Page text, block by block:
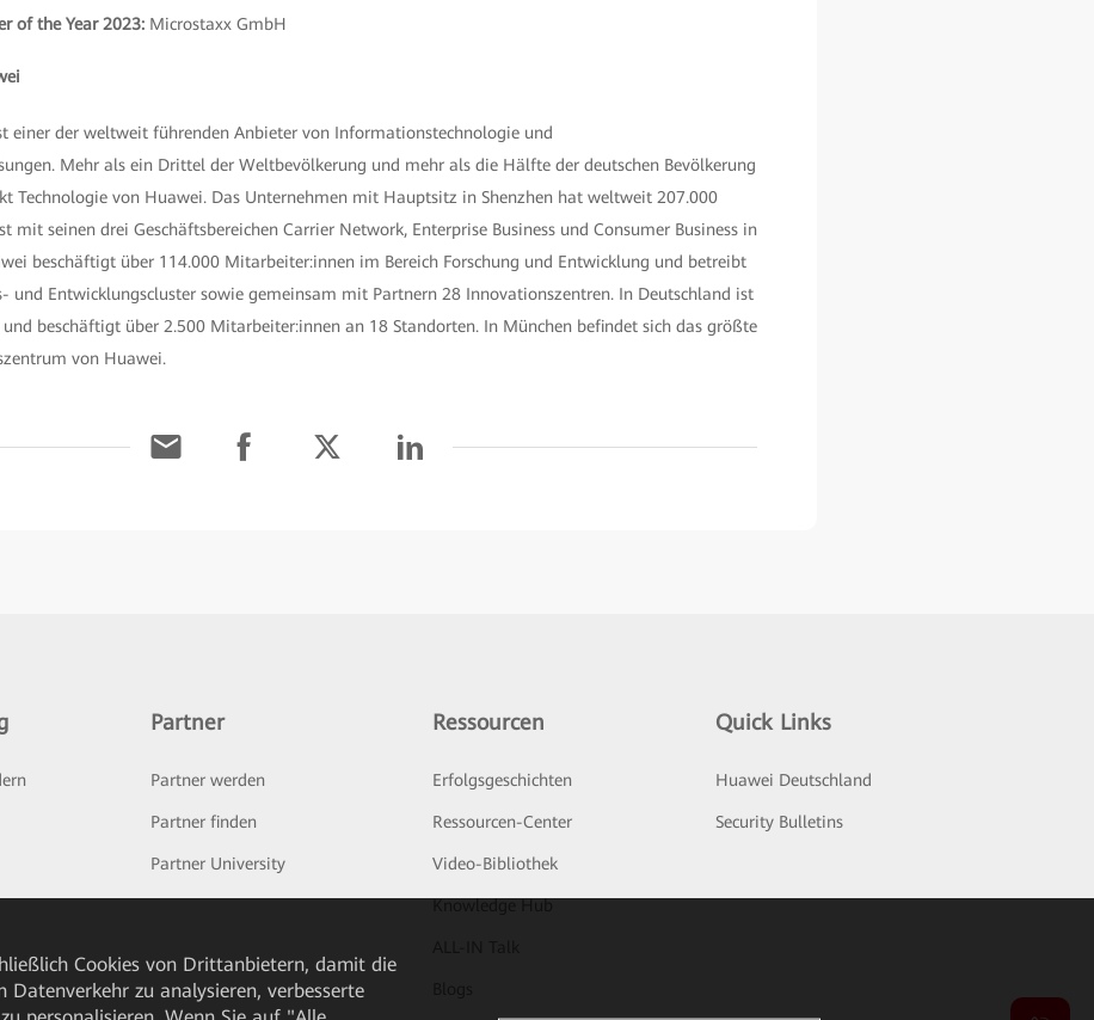
of the Year 2023:Microstaxx GmbH
einer der weltweit führenden Anbieter von Informationstechnologie und
Mehr als ein Drittel der Weltbevölkerung und mehr als die Hälfte der deutschen Bevölkerung
Technologie von Huawei. Das Unternehmen mit Hauptsitz in Shenzhen hat weltweit 207.000
mit seinen drei Geschäftsbereichen Carrier Network, Enterprise Business und Consumer Business in
beschäftigt über 114.000 Mitarbeiter:innen im Bereich Forschung und Entwicklung und betreibt
und Entwicklungscluster sowie gemeinsam mit Partnern 28 Innovationszentren. In Deutschland ist
beschäftigt über 2.500 Mitarbeiter:innen an 18 Standorten. In München befindet sich das größte
von Huawei.
Partner
Partner werden
Partner finden
Partner University
Ressourcen
Erfolgsgeschichten
Ressourcen-Center
Video-Bibliothek
Quick Links
Huawei Deutschland
Security Bulletins
Cookies von Drittanbietern, damit die
zu analysieren, verbesserte